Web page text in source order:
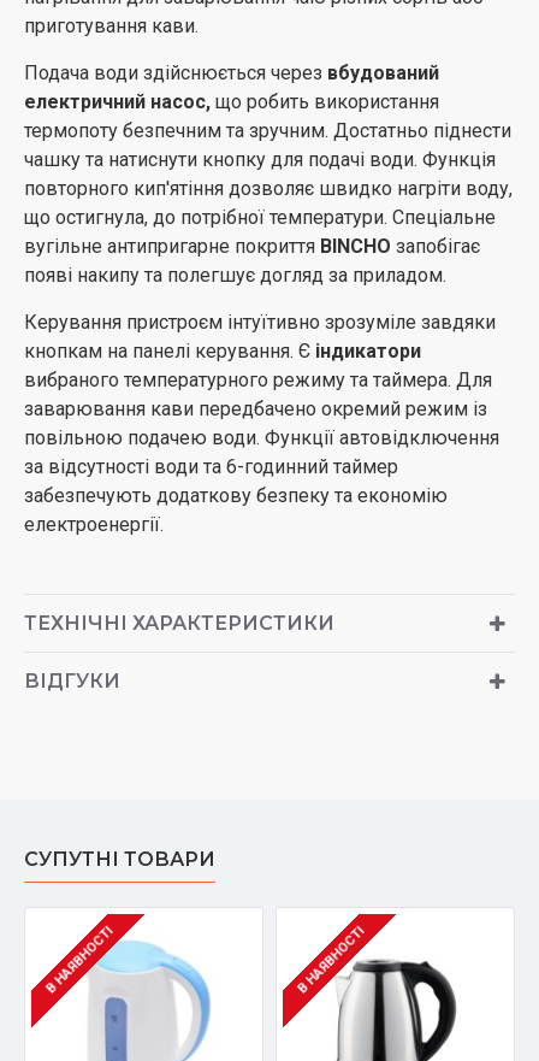
приготування кави.
Подача води здійснюється через вбудований
електричний насос, що робить використання
термопоту безпечним та зручним. Достатньо піднести
чашку та натиснути кнопку для подачі води. Функція
повторного кип'ятіння дозволяє швидко нагріти воду,
що остигнула, до потрібної температури. Спеціальне
вугільне антипригарне покриття BINCHO запобігає
появі накипу та полегшує догляд за приладом.
Керування пристроєм інтуїтивно зрозуміле завдяки
кнопкам на панелі керування. Є індикатори
вибраного температурного режиму та таймера. Для
заварювання кави передбачено окремий режим із
повільною подачею води. Функції автовідключення
за відсутності води та 6-годинний таймер
забезпечують додаткову безпеку та економію
електроенергії.
ТЕХНІЧНІ ХАРАКТЕРИСТИКИ
ВІДГУКИ
СУПУТНІ ТОВАРИ
В НАЯВНОСТІ В НАЯВНОСТІ